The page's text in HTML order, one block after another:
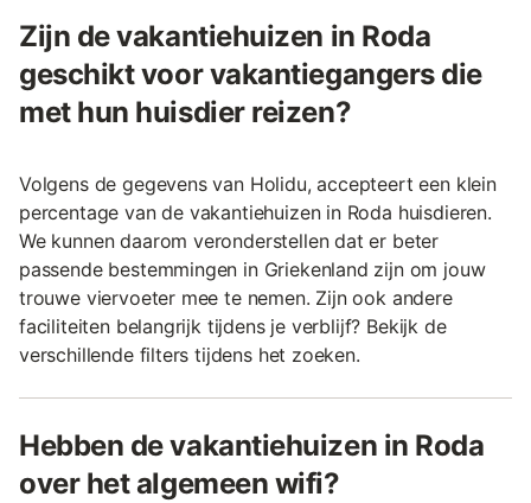
Zijn de vakantiehuizen in Roda
geschikt voor vakantiegangers die
met hun huisdier reizen?
Volgens de gegevens van Holidu, accepteert een klein
percentage van de vakantiehuizen in Roda huisdieren.
We kunnen daarom veronderstellen dat er beter
passende bestemmingen in Griekenland zijn om jouw
trouwe viervoeter mee te nemen. Zijn ook andere
faciliteiten belangrijk tijdens je verblijf? Bekijk de
verschillende filters tijdens het zoeken.
Hebben de vakantiehuizen in Roda
over het algemeen wifi?